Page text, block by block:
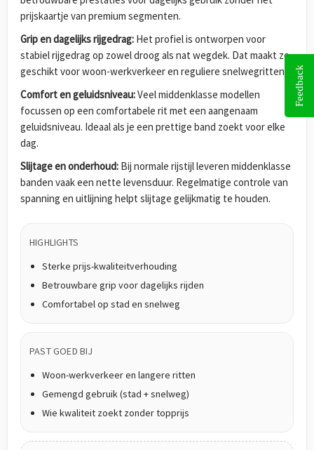
prijskaartje van premium segmenten.
Grip en dagelijks rijgedrag: Het profiel is ontworpen voor
stabiel rijgedrag op zowel droog als nat wegdek. Dat maakt ze
geschikt voor woon-werkverkeer en reguliere snelwegritten.
Comfort en geluidsniveau:Veel middenklasse modellen
focussen op een comfortabele rit met een aangenaam
geluidsniveau. Ideaal als je een prettige band zoekt voor elke
dag.
Slijtage en onderhoud: Bij normale rijstijl leveren middenklasse
banden vaak een nette levensduur. Regelmatige controle van
spanning en uitlijning helpt slijtage gelijkmatig te houden.
HIGHLIGHTS
Sterke prijs-kwaliteitverhouding
Betrouwbare grip voor dagelijks rijden
Comfortabel op stad en snelweg
PAST GOED BIJ
Woon-werkverkeer en langere ritten
Gemengd gebruik (stad + snelweg)
Wie kwaliteit zoekt zonder topprijs
Feedback